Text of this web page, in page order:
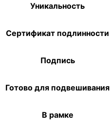
Уникальность
Сертификат подлинности
Подпись
Готово для подвешивания
В рамке